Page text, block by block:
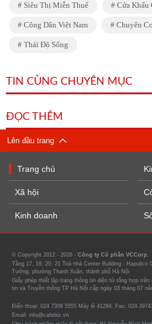
Siêu Thị Miễn Thuế Cửa Khẩu
Công Dân Việt Nam Chuyên
Thái Độ Sống
TIN CÙNG CHUYÊN MỤC
ĐỌC THÊM
Lên đầu trang
Trang chủ
Xã hội
Kinh doanh
© Copyright 2012 - 2026 - Công ty Cổ phần VCCorp.
Tầng 17, 19, 20, 21 Toà nhà Center Building - Hapulico
Tưởng, phường Thanh Xuân, thành phố Hà Nội
Giấy phép thiết lập trang thông tin điện tử tổng hợp
tin và Truyền thông TP Hà Nội cấp ngày 03 tháng 07
Điện thoại: 024 7309 5555 Máy lẻ 41294. Fax: 024-
Email: info@cafebiz.vn